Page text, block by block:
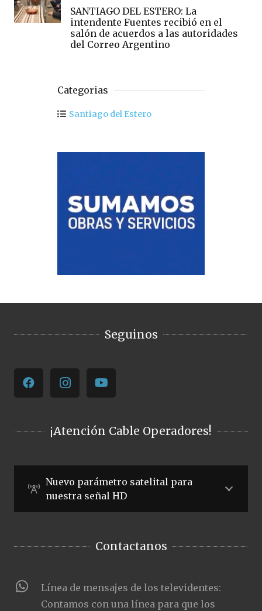
SANTIAGO DEL ESTERO: La
intendente Fuentes recibió en el
salón de acuerdos a las autoridades
del Correo Argentino
Categorias
Santiago del Estero
Seguinos
¡Atención Cable Operadores!
Nuevo parámetro satelital para
nuestra señal HD
Contactanos
Línea de mensajes de los televidentes:
Contamos con una línea para que los